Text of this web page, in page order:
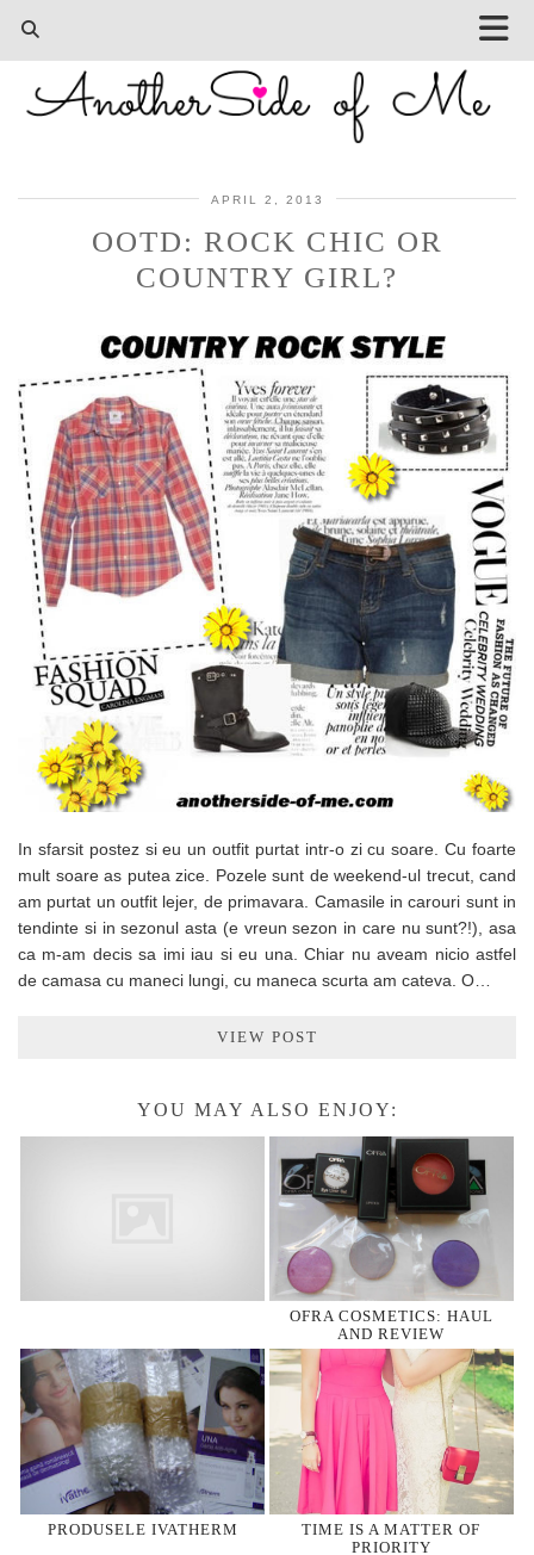
APRIL 2, 2013
OOTD: ROCK CHIC OR
COUNTRY GIRL?
In sfarsit postez si eu un outfit purtat intr-o zi cu soare. Cu foarte
mult soare as putea zice. Pozele sunt de weekend-ul trecut, cand
am purtat un outfit lejer, de primavara. Camasile in carouri sunt in
tendinte si in sezonul asta (e vreun sezon in care nu sunt?!), asa
ca m-am decis sa imi iau si eu una. Chiar nu aveam nicio astfel
de camasa cu maneci lungi, cu maneca scurta am cateva. O…
VIEW POST
YOU MAY ALSO ENJOY:
OFRA COSMETICS: HAUL
AND REVIEW
PRODUSELE IVATHERM
TIME IS A MATTER OF
PRIORITY